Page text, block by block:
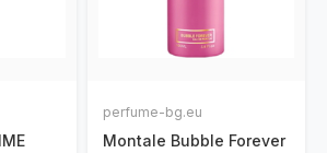
perfume-bg.eu
Montale Bubble Forever